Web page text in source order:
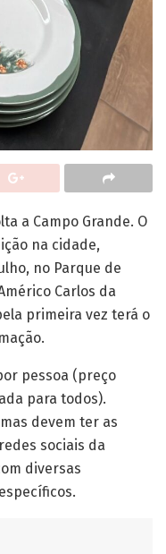
a Campo Grande. O
na cidade,
no Parque de
Carlos da
primeira vez terá o
pessoa (preço
para todos).
devem ter as
sociais da
diversas